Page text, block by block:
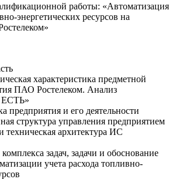
работы: «Автоматизация
энергетических ресурсов на
характеристика предметной
ПАО Ростелеком. Анализ
ЕСТЬ»
предприятия и его деятельности
структура управления предприятием
техническая архитектура ИС
задач, задачи и обоснование
учета расхода топливно-